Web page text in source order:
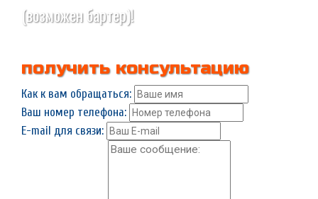
(возможен бартер)!
получить консультацию
Как к вам обращаться:
Ваш номер телефона:
E-mail для связи: